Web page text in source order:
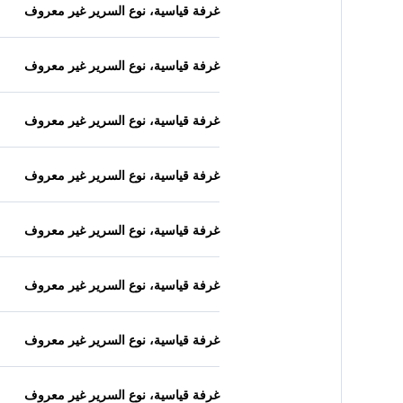
غرفة قياسية، نوع السرير غير معروف
غرفة قياسية، نوع السرير غير معروف
غرفة قياسية، نوع السرير غير معروف
غرفة قياسية، نوع السرير غير معروف
غرفة قياسية، نوع السرير غير معروف
غرفة قياسية، نوع السرير غير معروف
غرفة قياسية، نوع السرير غير معروف
غرفة قياسية، نوع السرير غير معروف